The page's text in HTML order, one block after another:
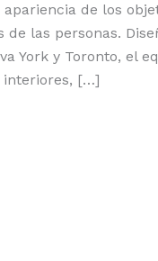
de los
las personas.
York y Toronto, el
interiores, […]